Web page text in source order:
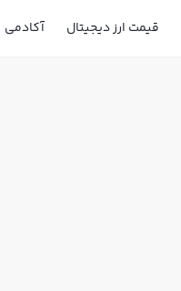
قیمت ارز دیجیتال آکادمی